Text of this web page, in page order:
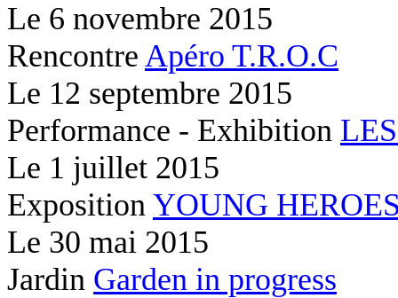
Le 6 novembre 2015
Rencontre Apéro T.R.O.C
Le 12 septembre 2015
Performance - Exhibition
Le 1 juillet 2015
Exposition YOUNG
Le 30 mai 2015
Jardin Garden in progress